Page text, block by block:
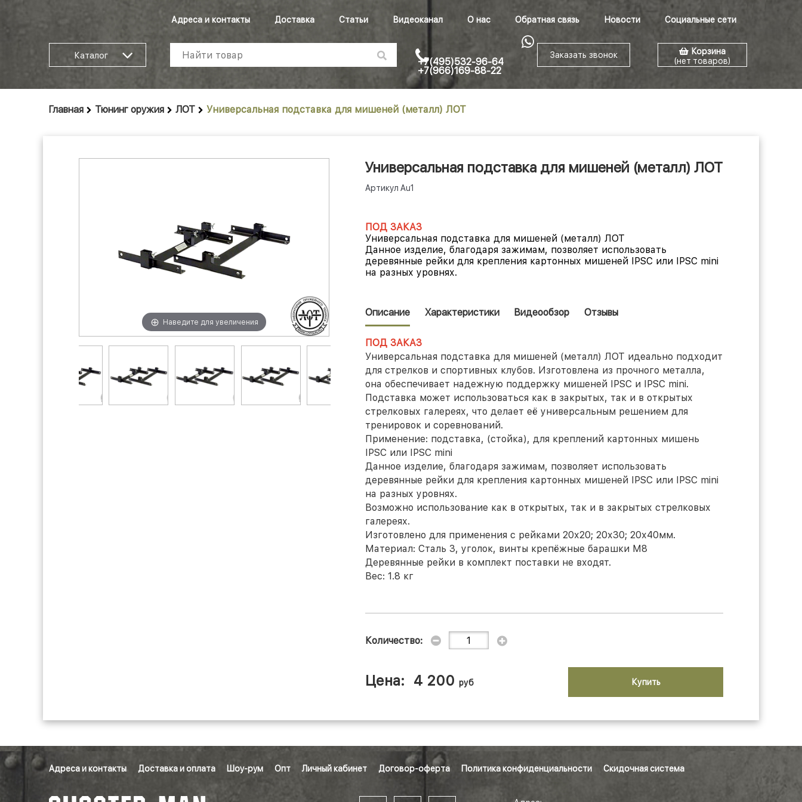
Адреса и контакты Доставка Статьи Видеоканал О нас Обратная связь Новости Социальные сети
Каталог
+7(495)532-96-64
+7(966)169-88-22
Заказать звонок
Корзина
(нет товаров)
Главная Тюнинг оружия ЛОТ Универсальная подставка для мишеней (металл) ЛОТ
Наведите для увеличения
Универсальная подставка для мишеней (металл) ЛОТ
Артикул Au1
ПОД ЗАКАЗ
Универсальная подставка для мишеней (металл) ЛОТ
Данное изделие, благодаря зажимам, позволяет использовать
деревянные рейки для крепления картонных мишеней IPSC или IPSC mini
на разных уровнях.
Описание Характеристики Видеообзор Отзывы
ПОД ЗАКАЗ
Универсальная подставка для мишеней (металл) ЛОТ идеально подходит
для стрелков и спортивных клубов. Изготовлена из прочного металла,
она обеспечивает надежную поддержку мишеней IPSC и IPSC mini.
Подставка может использоваться как в закрытых, так и в открытых
стрелковых галереях, что делает её универсальным решением для
тренировок и соревнований.
Применение: подставка, (стойка), для креплений картонных мишень
IPSC или IPSC mini
Данное изделие, благодаря зажимам, позволяет использовать
деревянные рейки для крепления картонных мишеней IPSC или IPSC mini
на разных уровнях.
Возможно использование как в открытых, так и в закрытых стрелковых
галереях.
Изготовлено для применения с рейками 20х20; 20х30; 20х40мм.
Материал: Сталь 3, уголок, винты крепёжные барашки М8
Деревянные рейки в комплект поставки не входят.
Вес: 1.8 кг
Количество:
Цена: 4 200 руб Купить
Адреса и контакты Доставка и оплата Шоу-рум Опт Личный кабинет Договор-оферта Политика конфиденциальности Скидочная система